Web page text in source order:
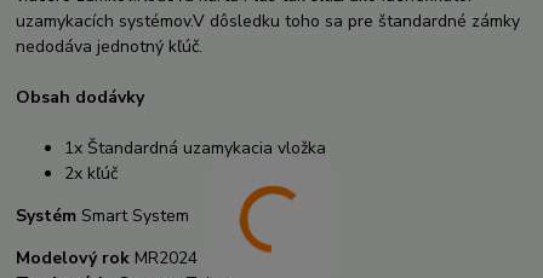
uzamykacích systémov.V dôsledku toho sa pre štandardné zámky
nedodáva jednotný kľúč.
Obsah dodávky
1x Štandardná uzamykacia vložka
2x kľúč
Systém Smart System
Modelový rok MR2024